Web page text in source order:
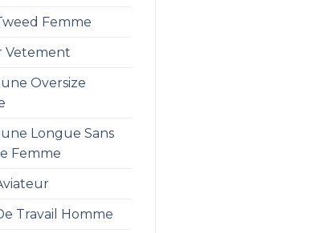
Femme
Vetement
Oversize
Longue Sans
Femme
Travail Homme